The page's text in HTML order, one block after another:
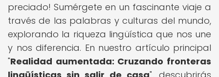
preciado! Sumérgete en un fascinante viaje a
través de las palabras y culturas del mundo,
explorando la riqueza lingüística que nos une
y nos diferencia. En nuestro artículo principal
"Realidad aumentada: Cruzando fronteras